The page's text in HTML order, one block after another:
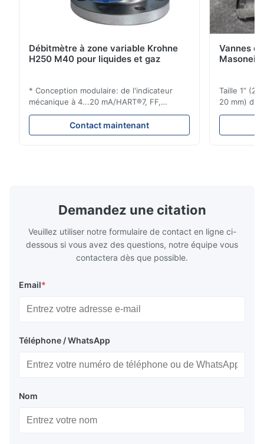
Débitmètre à zone variable Krohne
H250 M40 pour liquides et gaz
* Conception modulaire: de l'indicateur
mécanique à 4...20 mA/HART®7, FF,
Profibus-PA et totalizateur * N'importe
quelle position d'installation: verticale,
horizontale ou dans les tuyaux
Contact maintenant
Vannes
Taille 1”
20 mm)
brides :
Demandez une citation
Veuillez utiliser notre formulaire de contact en ligne ci-
dessous si vous avez des questions, notre équipe vous
contactera dès que possible.
Email*
Téléphone / WhatsApp
Nom